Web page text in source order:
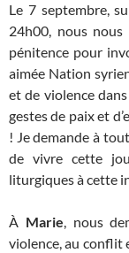
Le 7 septembre,
24h00, nous
pénitence pour
aimée Nation
et de violence
gestes de paix et
! Je demande à
de vivre cette
liturgiques à cette
À Marie, nous
violence, au conflit